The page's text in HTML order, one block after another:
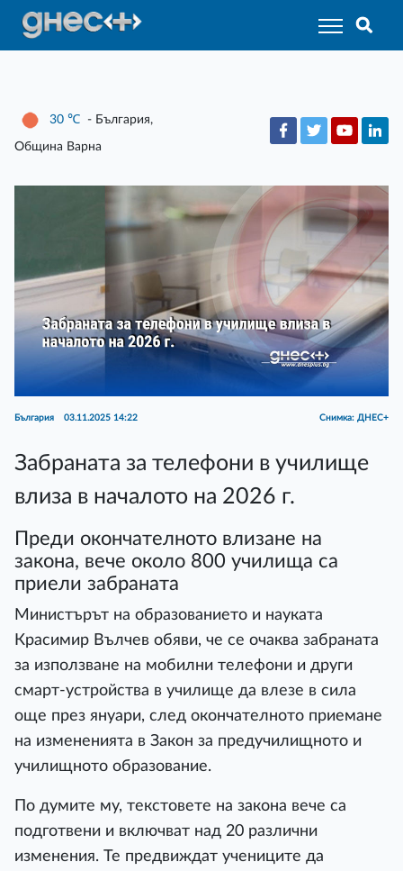
30 ℃ - България,
Община Варна
България 03.11.2025 14:22 Снимка: ДНЕС+
Забраната за телефони в училище
влиза в началото на 2026 г.
Преди окончателното влизане на
закона, вече около 800 училища са
приели забраната
Министърът на образованието и науката
Красимир Вълчев обяви, че се очаква забраната
за използване на мобилни телефони и други
смарт-устройства в училище да влезе в сила
още през януари, след окончателното приемане
на измененията в Закон за предучилищното и
училищното образование.
По думите му, текстовете на закона вече са
подготвени и включват над 20 различни
изменения. Те предвиждат учениците да